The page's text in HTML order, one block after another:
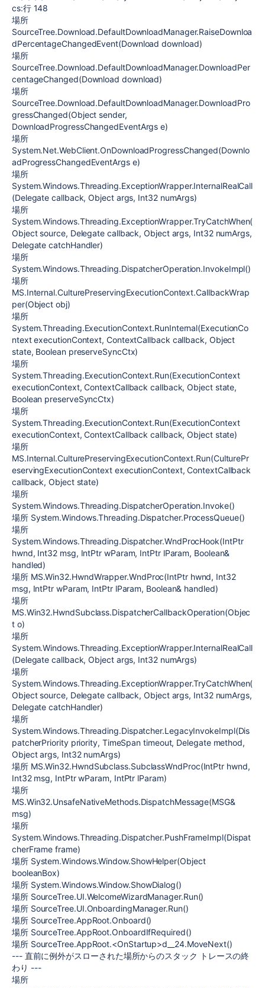
cs:行 148
場所
SourceTree.Download.DefaultDownloadManager.RaiseDownloa
dPercentageChangedEvent(Download download)
場所
SourceTree.Download.DefaultDownloadManager.DownloadPer
centageChanged(Download download)
場所
SourceTree.Download.DefaultDownloadManager.DownloadPro
gressChanged(Object sender,
DownloadProgressChangedEventArgs e)
場所
System.Net.WebClient.OnDownloadProgressChanged(Downlo
adProgressChangedEventArgs e)
場所
System.Windows.Threading.ExceptionWrapper.InternalRealCall
(Delegate callback, Object args, Int32 numArgs)
場所
System.Windows.Threading.ExceptionWrapper.TryCatchWhen(
Object source, Delegate callback, Object args, Int32 numArgs,
Delegate catchHandler)
場所
System.Windows.Threading.DispatcherOperation.InvokeImpl()
場所
MS.Internal.CulturePreservingExecutionContext.CallbackWrap
per(Object obj)
場所
System.Threading.ExecutionContext.RunInternal(ExecutionCo
ntext executionContext, ContextCallback callback, Object
state, Boolean preserveSyncCtx)
場所
System.Threading.ExecutionContext.Run(ExecutionContext
executionContext, ContextCallback callback, Object state,
Boolean preserveSyncCtx)
場所
System.Threading.ExecutionContext.Run(ExecutionContext
executionContext, ContextCallback callback, Object state)
場所
MS.Internal.CulturePreservingExecutionContext.Run(CulturePr
eservingExecutionContext executionContext, ContextCallback
callback, Object state)
場所
System.Windows.Threading.DispatcherOperation.Invoke()
場所 System.Windows.Threading.Dispatcher.ProcessQueue()
場所
System.Windows.Threading.Dispatcher.WndProcHook(IntPtr
hwnd, Int32 msg, IntPtr wParam, IntPtr lParam, Boolean&
handled)
場所 MS.Win32.HwndWrapper.WndProc(IntPtr hwnd, Int32
msg, IntPtr wParam, IntPtr lParam, Boolean& handled)
場所
MS.Win32.HwndSubclass.DispatcherCallbackOperation(Objec
t o)
場所
System.Windows.Threading.ExceptionWrapper.InternalRealCall
(Delegate callback, Object args, Int32 numArgs)
場所
System.Windows.Threading.ExceptionWrapper.TryCatchWhen(
Object source, Delegate callback, Object args, Int32 numArgs,
Delegate catchHandler)
場所
System.Windows.Threading.Dispatcher.LegacyInvokeImpl(Dis
patcherPriority priority, TimeSpan timeout, Delegate method,
Object args, Int32 numArgs)
場所 MS.Win32.HwndSubclass.SubclassWndProc(IntPtr hwnd,
Int32 msg, IntPtr wParam, IntPtr lParam)
場所
MS.Win32.UnsafeNativeMethods.DispatchMessage(MSG&
msg)
場所
System.Windows.Threading.Dispatcher.PushFrameImpl(Dispat
cherFrame frame)
場所 System.Windows.Window.ShowHelper(Object
booleanBox)
場所 System.Windows.Window.ShowDialog()
場所 SourceTree.UI.WelcomeWizardManager.Run()
場所 SourceTree.UI.OnboardingManager.Run()
場所 SourceTree.AppRoot.Onboard()
場所 SourceTree.AppRoot.OnboardIfRequired()
場所 SourceTree.AppRoot.<OnStartup>d__24.MoveNext()
--- 直前に例外がスローされた場所からのスタック トレースの終
わり ---
場所